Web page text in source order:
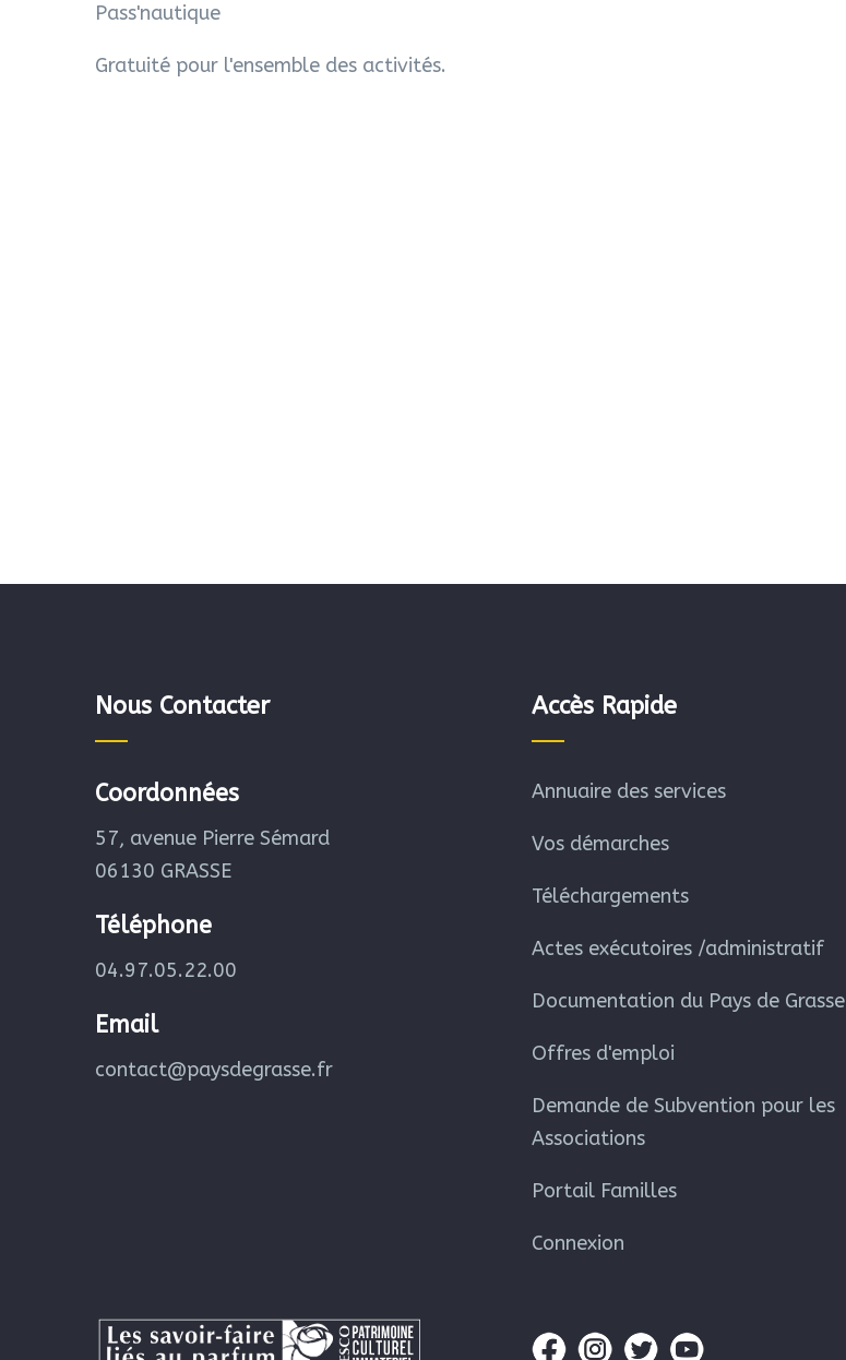
Pass'nautique
Gratuité pour l'ensemble des activités.
Nous Contacter
Coordonnées
57, avenue Pierre Sémard
06130 GRASSE
Téléphone
04.97.05.22.00
Email
contact@paysdegrasse.fr
Accès Rapide
Annuaire des services
Vos démarches
Téléchargements
Actes exécutoires /administratif
Documentation du Pays de Grasse
Offres d'emploi
Demande de Subvention pour les
Associations
Portail Familles
Connexion